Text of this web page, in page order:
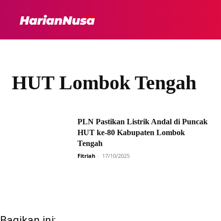
HUT Lombok Tengah
PLN Pastikan Listrik Andal di Puncak
HUT ke-80 Kabupaten Lombok
Tengah
Fitriah - 17/10/2025